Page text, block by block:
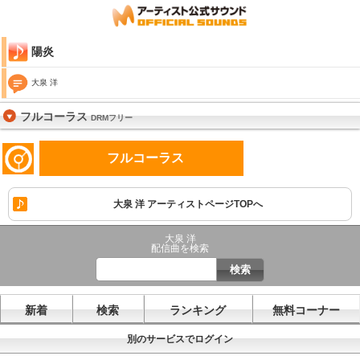
陽炎
大泉 洋
フルコーラスDRMフリー
フルコーラス
大泉 洋 アーティストページTOPへ
大泉 洋
配信曲を検索
新着 検索 ランキング 無料コーナー
別のサービスでログイン